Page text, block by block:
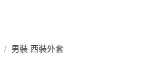
男裝 西裝外套